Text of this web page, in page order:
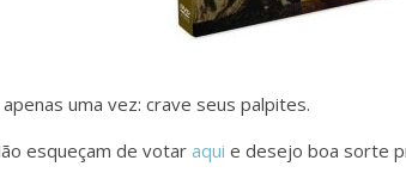
uma vez: crave seus palpites.
esqueçam de votar aqui e desejo boa sorte